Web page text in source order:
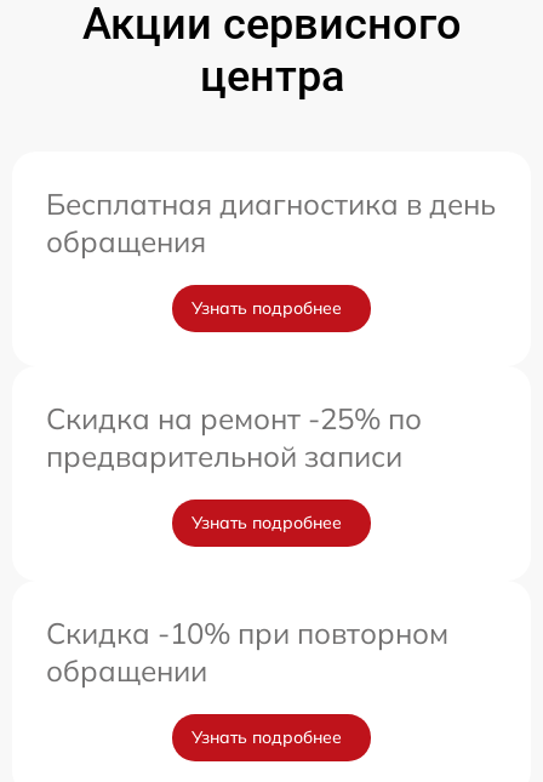
Акции сервисного
центра
Бесплатная диагностика в день
обращения
Узнать подробнее
Скидка на ремонт -25% по
предварительной записи
Узнать подробнее
Скидка -10% при повторном
обращении
Узнать подробнее